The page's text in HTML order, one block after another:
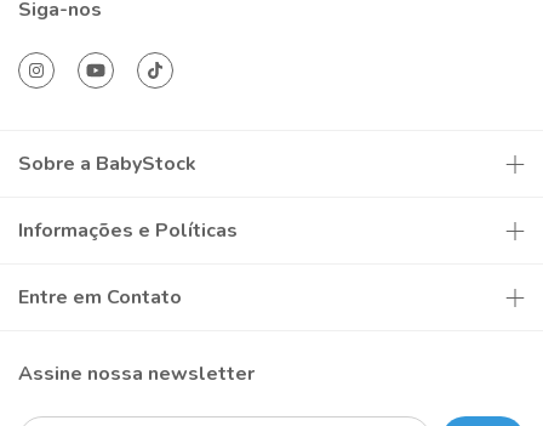
Siga-nos
Sobre a BabyStock
Informações e Políticas
Entre em Contato
Assine nossa newsletter